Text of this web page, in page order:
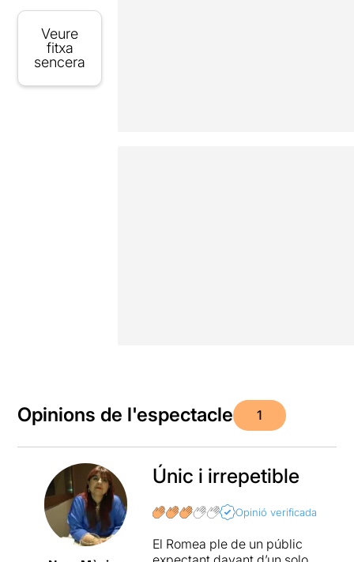
Veure
fitxa
sencera
Opinions de l'espectacle 1
Únic i irrepetible
Opinió verificada
El Romea ple de un públic